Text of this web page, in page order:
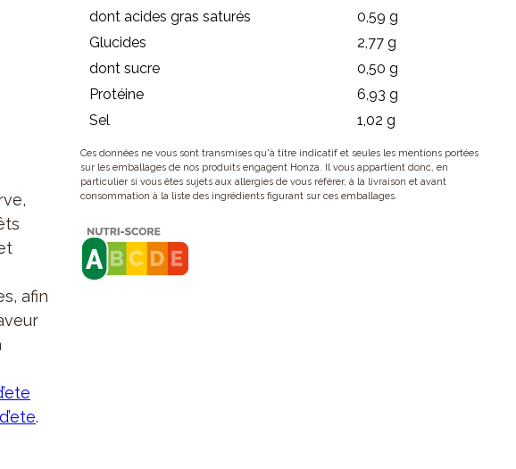
afin
.
dont acides gras saturés
0,59 g
Glucides
2,77 g
dont sucre
0,50 g
Protéine
6,93 g
Sel
1,02 g
Ces données ne vous sont transmises qu'à titre indicatif et seules les mentions portées
sur les emballages de nos produits engagent Honza. Il vous appartient donc, en
particulier si vous êtes sujets aux allergies de vous référer, à la livraison et avant
consommation à la liste des ingrédients figurant sur ces emballages.